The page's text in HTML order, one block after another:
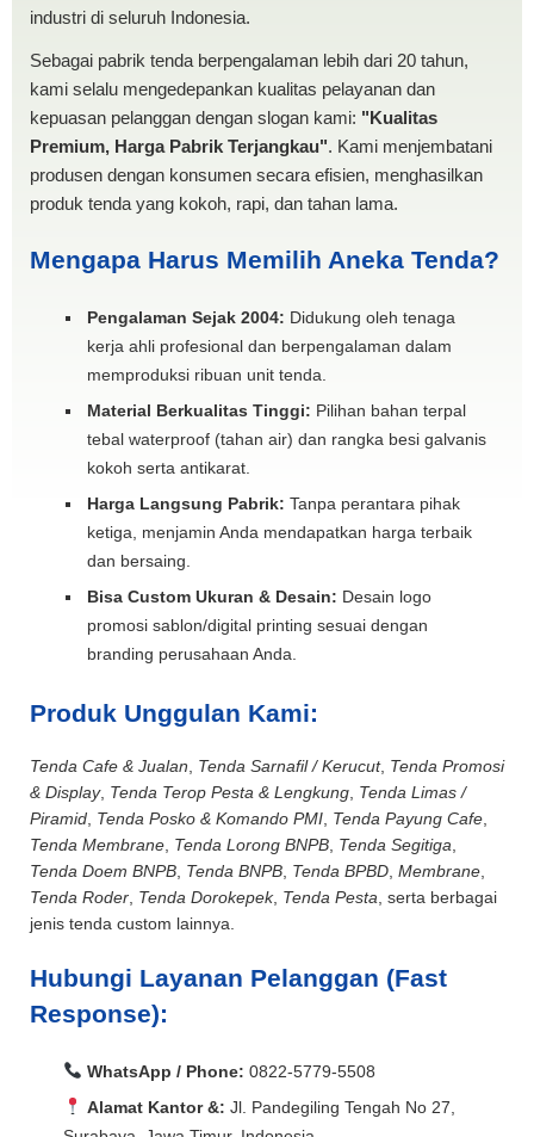
industri di seluruh Indonesia.
Sebagai pabrik tenda berpengalaman lebih dari 20 tahun,
kami selalu mengedepankan kualitas pelayanan dan
kepuasan pelanggan dengan slogan kami: "Kualitas
Premium, Harga Pabrik Terjangkau". Kami menjembatani
produsen dengan konsumen secara efisien, menghasilkan
produk tenda yang kokoh, rapi, dan tahan lama.
Mengapa Harus Memilih Aneka Tenda?
Pengalaman Sejak 2004: Didukung oleh tenaga
kerja ahli profesional dan berpengalaman dalam
memproduksi ribuan unit tenda.
Material Berkualitas Tinggi: Pilihan bahan terpal
tebal waterproof (tahan air) dan rangka besi galvanis
kokoh serta antikarat.
Harga Langsung Pabrik: Tanpa perantara pihak
ketiga, menjamin Anda mendapatkan harga terbaik
dan bersaing.
Bisa Custom Ukuran & Desain: Desain logo
promosi sablon/digital printing sesuai dengan
branding perusahaan Anda.
Produk Unggulan Kami:
Tenda Cafe & Jualan Tenda Sarnafil / Kerucut, Tenda Promosi
& Display, Tenda Terop Pesta & Lengkung Tenda Limas /
Piramid Tenda Posko & Komando PMI Tenda Payung Cafe
Tenda Membrane Tenda Lorong BNPB Tenda Segitiga
Tenda Doem BNPB Tenda BNPB Tenda BPBD Membrane
Tenda Roder Tenda Dorokepek, Tenda Pesta , serta berbagai
jenis tenda custom lainnya.
Hubungi Layanan Pelanggan (Fast
Response):
WhatsApp / Phone: 0822-5779-5508
Alamat Kantor &: Jl. Pandegiling Tengah No 27,